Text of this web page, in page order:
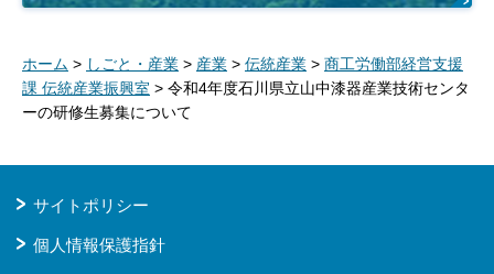
ホーム > しごと・産業 > 産業 > 伝統産業 > 商工労働部経営支援
課 伝統産業振興室 > 令和4年度石川県立山中漆器産業技術センタ
ーの研修生募集について
サイトポリシー
個人情報保護指針